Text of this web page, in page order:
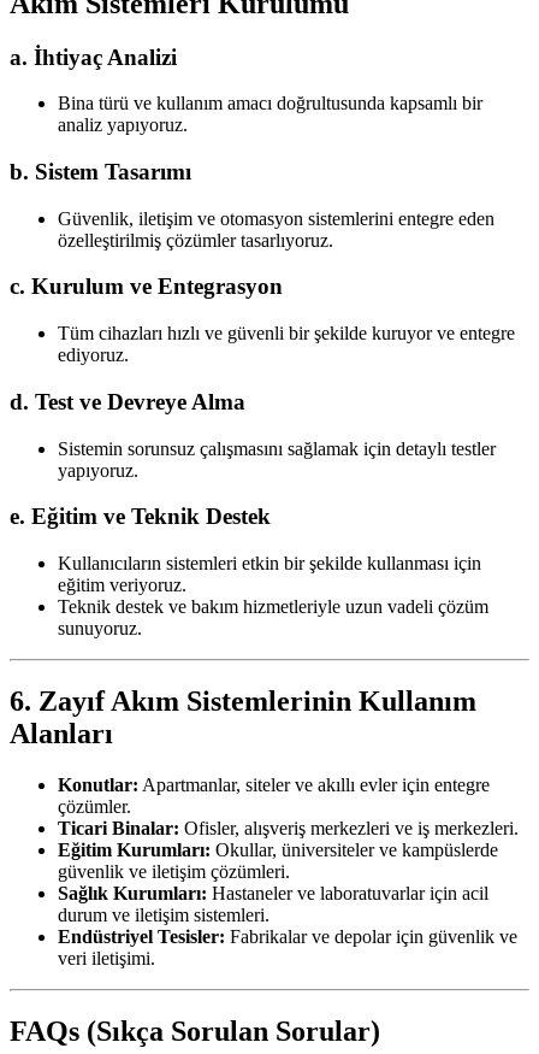
a. İhtiyaç Analizi
Bina türü ve kullanım amacı doğrultusunda kapsamlı bir
analiz yapıyoruz.
b. Sistem Tasarımı
Güvenlik, iletişim ve otomasyon sistemlerini entegre eden
özelleştirilmiş çözümler tasarlıyoruz.
c. Kurulum ve Entegrasyon
Tüm cihazları hızlı ve güvenli bir şekilde kuruyor ve entegre
ediyoruz.
d. Test ve Devreye Alma
Sistemin sorunsuz çalışmasını sağlamak için detaylı testler
yapıyoruz.
e. Eğitim ve Teknik Destek
Kullanıcıların sistemleri etkin bir şekilde kullanması için
eğitim veriyoruz.
Teknik destek ve bakım hizmetleriyle uzun vadeli çözüm
sunuyoruz.
6. Zayıf Akım Sistemlerinin Kullanım
Alanları
Konutlar: Apartmanlar, siteler ve akıllı evler için entegre
çözümler.
Ticari Binalar: Ofisler, alışveriş merkezleri ve iş merkezleri.
Eğitim Kurumları: Okullar, üniversiteler ve kampüslerde
güvenlik ve iletişim çözümleri.
Sağlık Kurumları: Hastaneler ve laboratuvarlar için acil
durum ve iletişim sistemleri.
Endüstriyel Tesisler: Fabrikalar ve depolar için güvenlik ve
veri iletişimi.
FAQs (Sıkça Sorulan Sorular)